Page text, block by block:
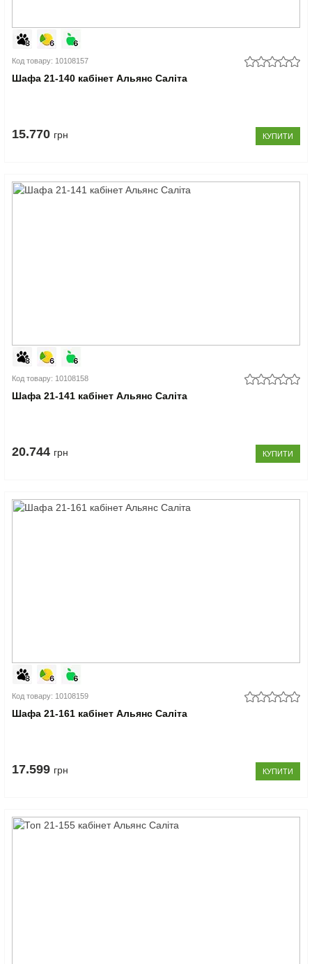
Код товару: 10108157
Шафа 21-140 кабінет Альянс Саліта
15.770 грн КУПИТИ
Код товару: 10108158
Шафа 21-141 кабінет Альянс Саліта
20.744 грн КУПИТИ
Код товару: 10108159
Шафа 21-161 кабінет Альянс Саліта
17.599 грн КУПИТИ